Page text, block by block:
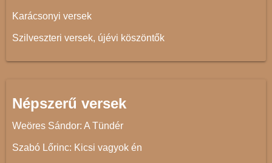
Karácsonyi versek
Szilveszteri versek, újévi köszöntők
Népszerű versek
Weöres Sándor: A Tündér
Szabó Lőrinc: Kicsi vagyok én